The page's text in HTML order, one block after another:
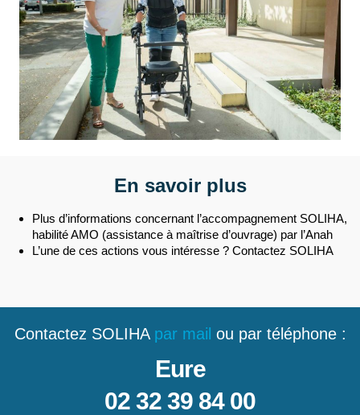
En savoir plus
Plus d’informations concernant l’accompagnement SOLIHA,
habilité AMO (assistance à maîtrise d’ouvrage) par l’Anah
L’une de ces actions vous intéresse ? Contactez SOLIHA
Contactez SOLIHA par mail ou par téléphone :
Eure
02 32 39 84 00